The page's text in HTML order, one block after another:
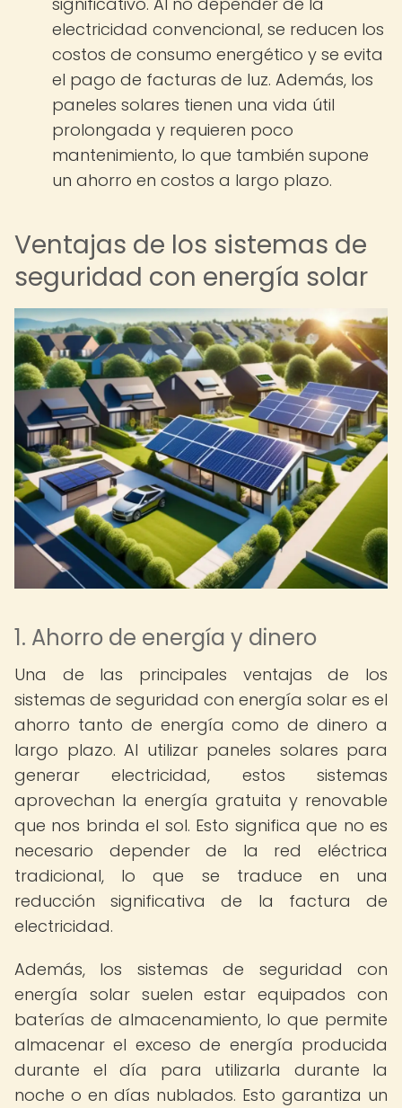
electricidad convencional, se reducen los
costos de consumo energético y se evita
el pago de facturas de luz. Además, los
paneles solares tienen una vida útil
prolongada y requieren poco
mantenimiento, lo que también supone
un ahorro en costos a largo plazo.
Ventajas de los sistemas de
seguridad con energía solar
1. Ahorro de energía y dinero
Una de las principales ventajas de los
sistemas de seguridad con energía solar es el
ahorro tanto de energía como de dinero a
largo plazo. Al utilizar paneles solares para
generar electricidad, estos sistemas
aprovechan la energía gratuita y renovable
que nos brinda el sol. Esto significa que no es
necesario depender de la red eléctrica
tradicional, lo que se traduce en una
reducción significativa de la factura de
electricidad.
Además, los sistemas de seguridad con
energía solar suelen estar equipados con
baterías de almacenamiento, lo que permite
almacenar el exceso de energía producida
durante el día para utilizarla durante la
noche o en días nublados. Esto garantiza un